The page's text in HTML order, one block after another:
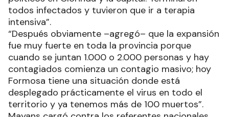
todos infectados y tuvieron que ir a terapia
intensiva”.
“Después obviamente –agregó– que la expansión
fue muy fuerte en toda la provincia porque
cuando se juntan 1.000 o 2.000 personas y hay
contagiados comienza un contagio masivo; hoy
Formosa tiene una situación donde está
desplegado prácticamente el virus en todo el
territorio y ya tenemos más de 100 muertos”.